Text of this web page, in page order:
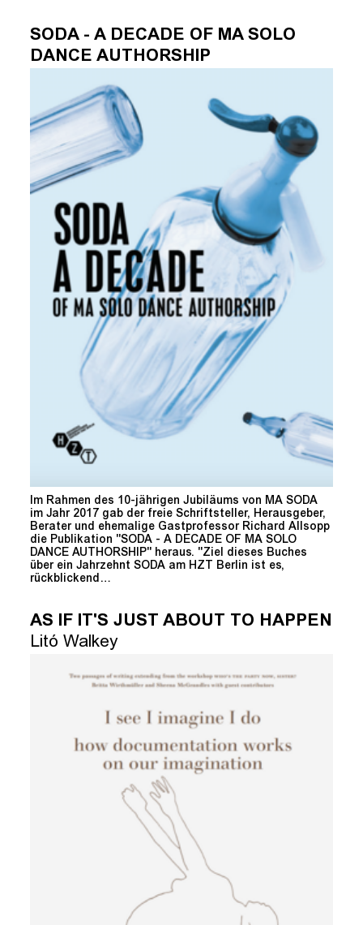
SODA - A DECADE OF MA SOLO
DANCE AUTHORSHIP
Im Rahmen des 10-jährigen Jubiläums von MA SODA
im Jahr 2017 gab der freie Schriftsteller, Herausgeber,
Berater und ehemalige Gastprofessor Richard Allsopp
die Publikation "SODA - A DECADE OF MA SOLO
DANCE AUTHORSHIP" heraus. "Ziel dieses Buches
über ein Jahrzehnt SODA am HZT Berlin ist es,
rückblickend…
AS IF IT'S JUST ABOUT TO HAPPEN
Litó Walkey